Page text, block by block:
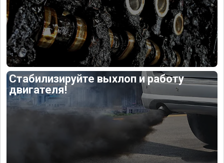
Стабилизируйте выхлоп и работу
двигателя!